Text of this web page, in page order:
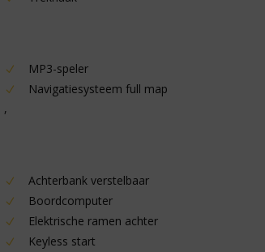
MP3-speler
Navigatiesysteem full map
Achterbank verstelbaar
Boordcomputer
Elektrische ramen achter
Keyless start
,